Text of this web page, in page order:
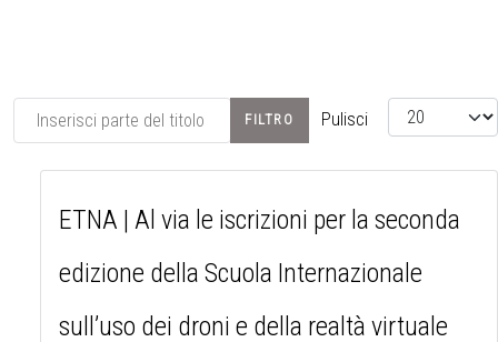
Inserisci parte del titolo FILTRO Pulisci Visualizza #
ETNA | Al via le iscrizioni per la seconda
edizione della Scuola Internazionale
sull’uso dei droni e della realtà virtuale